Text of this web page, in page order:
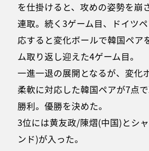
を仕掛けると、攻めの姿勢を崩
連取。続く3ゲーム目、ドイツ
応すると変化ボールで韓国ペア
ム取り返し迎えた4ゲーム目。
一進一退の展開となるが、変化
柔軟に対応した韓国ペアが7点
勝利。優勝を決めた。
3位には黄友政/陳熠(中国)とシ
ンド)が入った。